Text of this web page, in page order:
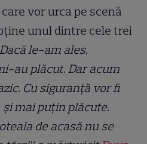
vor urca pe scenă
unul dintre cele trei
le-am ales,
au plăcut. Dar acum
Cu siguranță vor fi
mai puțin plăcute.
de acasă nu se